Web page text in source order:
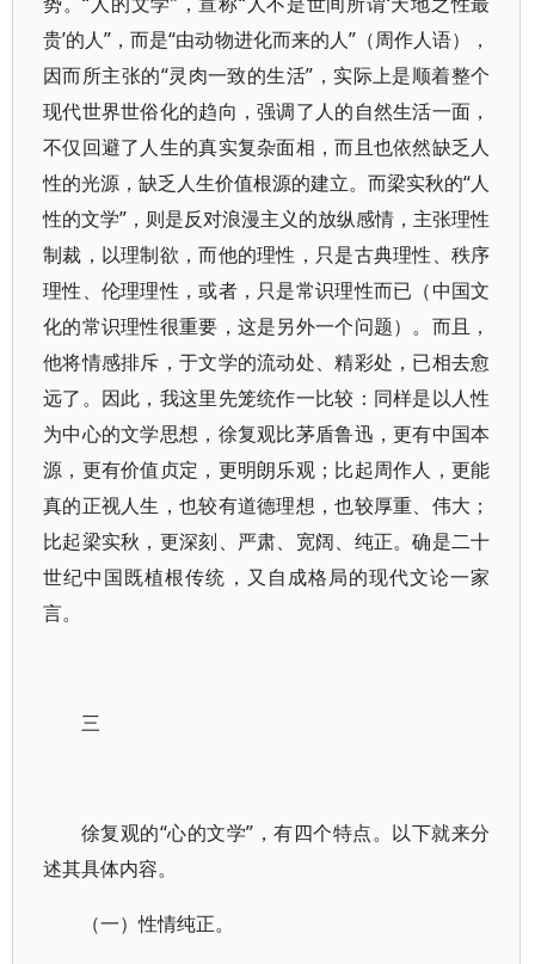
贵’的人”，而是“由动物进化而来的人”（周作人语），
因而所主张的“灵肉一致的生活”，实际上是顺着整个
现代世界世俗化的趋向，强调了人的自然生活一面，
不仅回避了人生的真实复杂面相，而且也依然缺乏人
性的光源，缺乏人生价值根源的建立。而梁实秋的“人
性的文学”，则是反对浪漫主义的放纵感情，主张理性
制裁，以理制欲，而他的理性，只是古典理性、秩序
理性、伦理理性，或者，只是常识理性而已（中国文
化的常识理性很重要，这是另外一个问题）。而且，
他将情感排斥，于文学的流动处、精彩处，已相去愈
远了。因此，我这里先笼统作一比较：同样是以人性
为中心的文学思想，徐复观比茅盾鲁迅，更有中国本
源，更有价值贞定，更明朗乐观；比起周作人，更能
真的正视人生，也较有道德理想，也较厚重、伟大；
比起梁实秋，更深刻、严肃、宽阔、纯正。确是二十
世纪中国既植根传统，又自成格局的现代文论一家
言。
三
徐复观的“心的文学”，有四个特点。以下就来分
述其具体内容。
（一）性情纯正。